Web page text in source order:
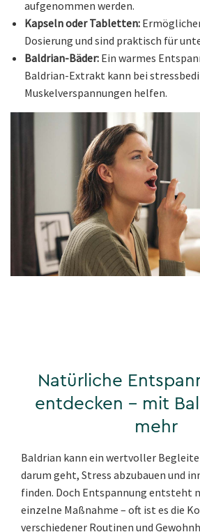
aufgenommen werden.
Kapseln oder Tabletten:
Dosierung und sind praktisch für
Baldrian-Bäder: Ein warmes
Baldrian-Extrakt kann bei
Muskelverspannungen helfen.
Natürliche
entdecken – mit
mehr
Baldrian kann ein wertvoller
darum geht, Stress abzubauen und
finden. Doch Entspannung entsteht
einzelne Maßnahme – oft ist es die
verschiedener Routinen und